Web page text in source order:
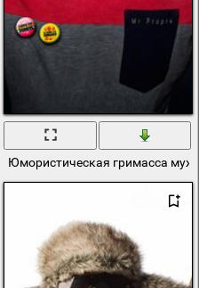
Юмористическая гримасса